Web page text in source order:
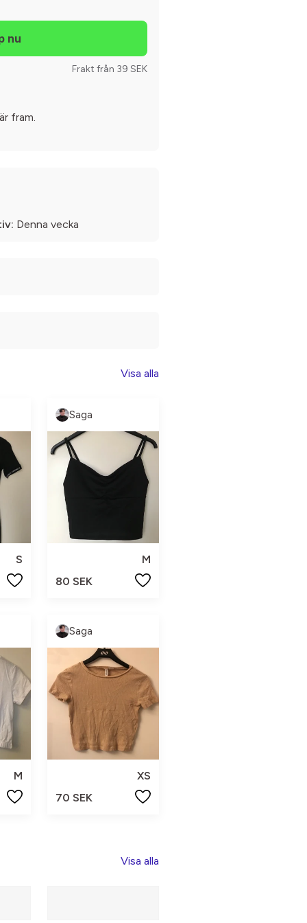
Frakt från 39 SEK
fram.
Denna vecka
Visa alla
S
Saga
M
80 SEK
M
Saga
XS
70 SEK
Visa alla